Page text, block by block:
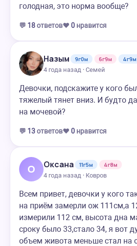
голодная, это норма вообще?
💬 18ответов❤️ 0 нравится
Назым 9г0м 6г9м
4г9м
4 года назад · Семей
Девочки, подскажите у кого
тяжелый тянет вниз. И будто
на мочевой?
💬 13ответов❤️ 0 нравится
О Оксана 11г5м
4г8м
4 года назад · Ковров
Всем привет, девочки у кого
на приём замерли ож 111см,а
измерили 112 см, высота дна
сроку было 33,стало 34, я вот
объем живота меньше стал на